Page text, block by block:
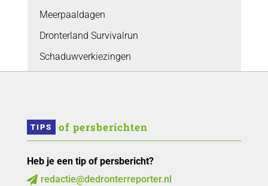
Meerpaaldagen
Dronterland Survivalrun
Schaduwverkiezingen
TIPS of persberichten
Heb je een tip of persbericht?
 redactie@dedronterreporter.nl